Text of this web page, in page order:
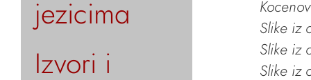
jezicima
Izvori i
Slike iz
Slike iz
Slike iz